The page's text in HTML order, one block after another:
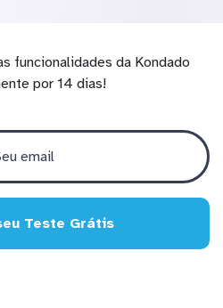
funcionalidades da Kondado
por 14 dias!
Teste Grátis